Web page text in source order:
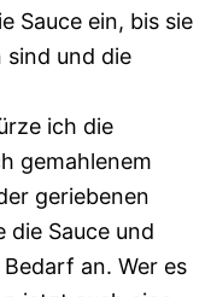
Sauce ein, bis sie
sind und die
ich die
gemahlenem
geriebenen
die Sauce und
an. Wer es